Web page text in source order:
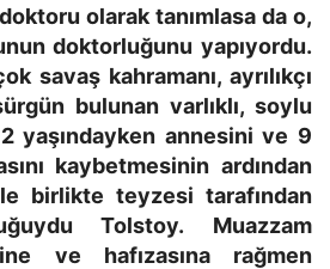
doktoru olarak tanımlasa da o,
doktorluğunu yapıyordu.
savaş kahramanı, ayrılıkçı
bulunan varlıklı, soylu
yaşındayken annesini ve 9
kaybetmesinin ardından
birlikte teyzesi tarafından
Tolstoy. Muazzam
ve hafızasına rağmen